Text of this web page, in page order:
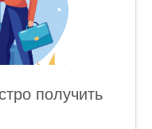
получить